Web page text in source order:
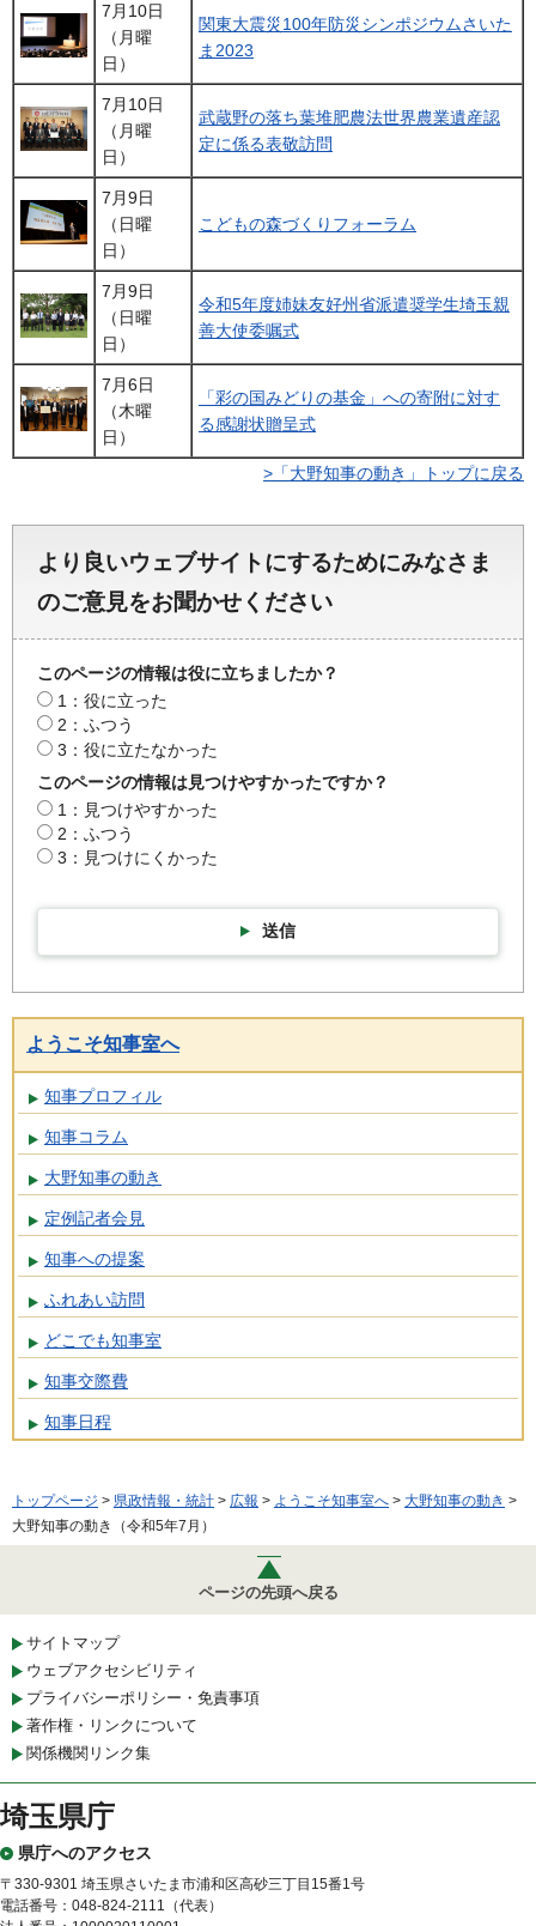
7月10日
（月曜
日）
関東大震災100年防災シンポジウムさいた
ま2023
7月10日
（月曜
日）
武蔵野の落ち葉堆肥農法世界農業遺産認
定に係る表敬訪問
7月9日
（日曜
日）
こどもの森づくりフォーラム
7月9日
（日曜
日）
令和5年度姉妹友好州省派遣奨学生埼玉親
善大使委嘱式
7月6日
（木曜
日）
「彩の国みどりの基金」への寄附に対す
る感謝状贈呈式
>「大野知事の動き」トップに戻る
より良いウェブサイトにするためにみなさま
のご意見をお聞かせください
このページの情報は役に立ちましたか？
1：役に立った
2：ふつう
3：役に立たなかった
このページの情報は見つけやすかったですか？
1：見つけやすかった
2：ふつう
3：見つけにくかった
送信
ようこそ知事室へ
知事プロフィル
知事コラム
大野知事の動き
定例記者会見
知事への提案
ふれあい訪問
どこでも知事室
知事交際費
知事日程
トップページ > 県政情報・統計 > 広報 > ようこそ知事室へ > 大野知事の動き >
大野知事の動き（令和5年7月）
ページの先頭へ戻る
サイトマップ
ウェブアクセシビリティ
プライバシーポリシー・免責事項
著作権・リンクについて
関係機関リンク集
埼玉県庁
県庁へのアクセス
〒330-9301 埼玉県さいたま市浦和区高砂三丁目15番1号
電話番号：048-824-2111（代表）